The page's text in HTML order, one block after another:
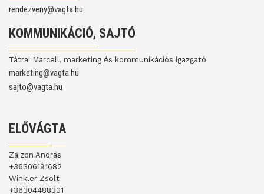
rendezveny@vagta.hu
KOMMUNIKÁCIÓ, SAJTÓ
Tátrai Marcell, marketing és kommunikációs igazgató
marketing@vagta.hu
sajto@vagta.hu
ELŐVÁGTA
Zajzon András
+36306191682
Winkler Zsolt
+36304488301